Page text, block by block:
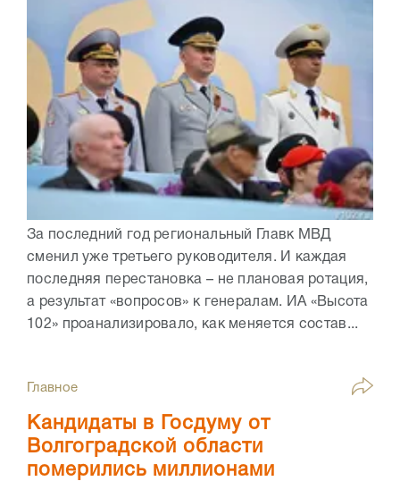
За последний год региональный Главк МВД
сменил уже третьего руководителя. И каждая
последняя перестановка – не плановая ротация,
а результат «вопросов» к генералам. ИА «Высота
102» проанализировало, как меняется состав...
Главное
Кандидаты в Госдуму от
Волгоградской области
померились миллионами